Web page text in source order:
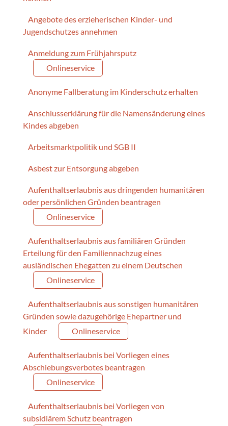
Angebote des erzieherischen Kinder- und
Jugendschutzes annehmen
Anmeldung zum Frühjahrsputz
Onlineservice
Anonyme Fallberatung im Kinderschutz erhalten
Anschlusserklärung für die Namensänderung eines
Kindes abgeben
Arbeitsmarktpolitik und SGB II
Asbest zur Entsorgung abgeben
Aufenthaltserlaubnis aus dringenden humanitären
oder persönlichen Gründen beantragen
Onlineservice
Aufenthaltserlaubnis aus familiären Gründen
Erteilung für den Familiennachzug eines
ausländischen Ehegatten zu einem Deutschen
Onlineservice
Aufenthaltserlaubnis aus sonstigen humanitären
Gründen sowie dazugehörige Ehepartner und
Kinder
Onlineservice
Aufenthaltserlaubnis bei Vorliegen eines
Abschiebungsverbotes beantragen
Onlineservice
Aufenthaltserlaubnis bei Vorliegen von
subsidiärem Schutz beantragen